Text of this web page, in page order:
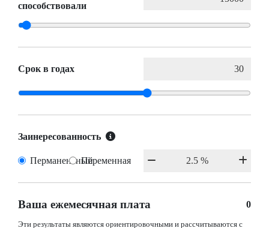
способствовали
Срок в годах
Заинересованность
ПерманентныйПеременная
Ваша ежемесячная плата 0
Эти результаты являются ориентировочными и рассчитываются с